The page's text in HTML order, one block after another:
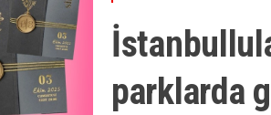
parklarda